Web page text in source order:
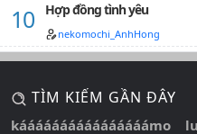
Hợp đồng tình yêu
nekomochi_AnhHong
TÌM KIẾM GẦN ĐÂY
káááááááááááááááámo